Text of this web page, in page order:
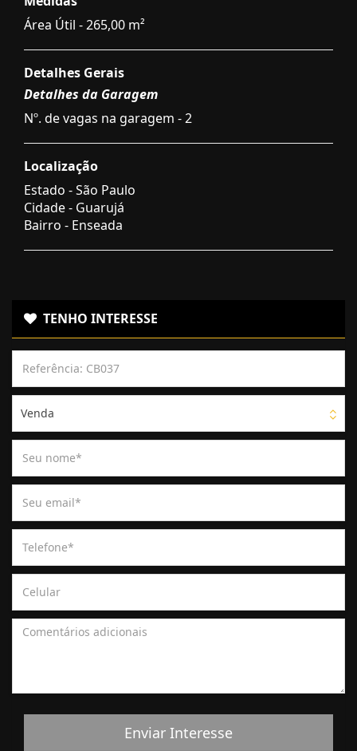
Área Útil - 265,00 m²
Detalhes Gerais
Detalhes da Garagem
Nº. de vagas na garagem - 2
Localização
Estado -São Paulo
Cidade - Guarujá
Bairro - Enseada
TENHO INTERESSE
Venda
Enviar Interesse